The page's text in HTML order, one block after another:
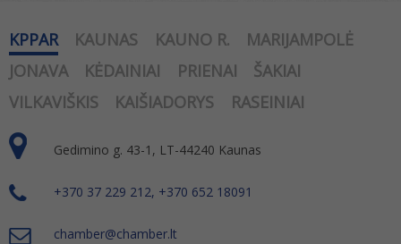
KPPAR KAUNAS KAUNO R.
MARIJAMPOLĖ
JONAVA
KĖDAINIAI PRIENAI
ŠAKIAI
VILKAVIŠKIS
KAIŠIADORYS RASEINIAI
Gedimino g. 43-1, LT-44240 Kaunas
+370 37 229 212, +370 652 18091
chamber@chamber.lt